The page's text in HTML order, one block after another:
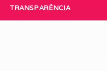
TRANSPARÊNCIA